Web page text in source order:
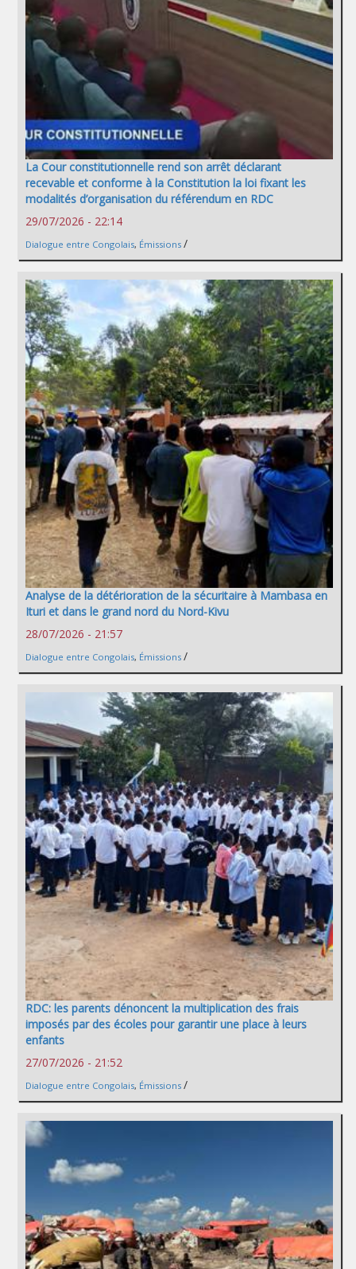
La Cour constitutionnelle rend son arrêt déclarant
recevable et conforme à la Constitution la loi fixant les
modalités d’organisation du référendum en RDC
29/07/2026 - 22:14
Dialogue entre Congolais, Émissions /
Analyse de la détérioration de la sécuritaire à Mambasa en
Ituri et dans le grand nord du Nord-Kivu
28/07/2026 - 21:57
Dialogue entre Congolais, Émissions /
RDC: les parents dénoncent la multiplication des frais
imposés par des écoles pour garantir une place à leurs
enfants
27/07/2026 - 21:52
Dialogue entre Congolais, Émissions /